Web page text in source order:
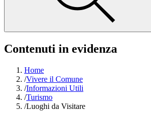
Contenuti in evidenza
Home
/Vivere il Comune
/Informazioni Utili
/Turismo
/Luoghi da Visitare